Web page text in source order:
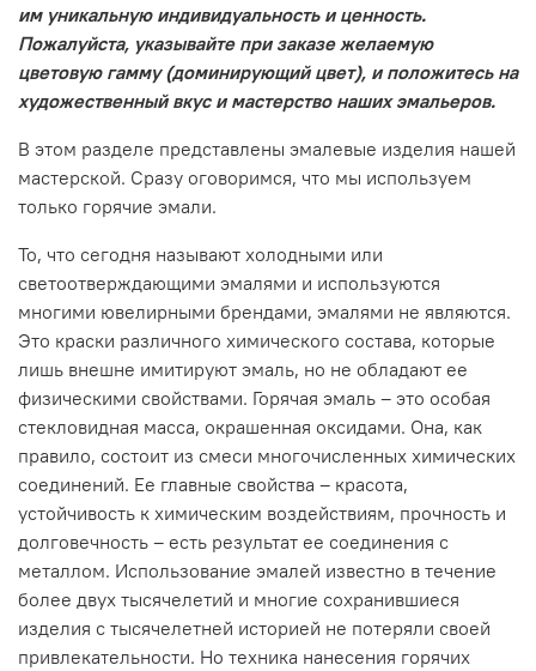
им уникальную индивидуальность и ценность.
Пожалуйста, указывайте при заказе желаемую
цветовую гамму (доминирующий цвет), и положитесь на
художественный вкус и мастерство наших эмальеров.
В этом разделе представлены эмалевые изделия нашей
мастерской. Сразу оговоримся, что мы используем
только горячие эмали.
То, что сегодня называют холодными или
светоотверждающими эмалями и используются
многими ювелирными брендами, эмалями не являются.
Это краски различного химического состава, которые
лишь внешне имитируют эмаль, но не обладают ее
физическими свойствами. Горячая эмаль – это особая
стекловидная масса, окрашенная оксидами. Она, как
правило, состоит из смеси многочисленных химических
соединений. Ее главные свойства – красота,
устойчивость к химическим воздействиям, прочность и
долговечность – есть результат ее соединения с
металлом. Использование эмалей известно в течение
более двух тысячелетий и многие сохранившиеся
изделия с тысячелетней историей не потеряли своей
привлекательности. Но техника нанесения горячих